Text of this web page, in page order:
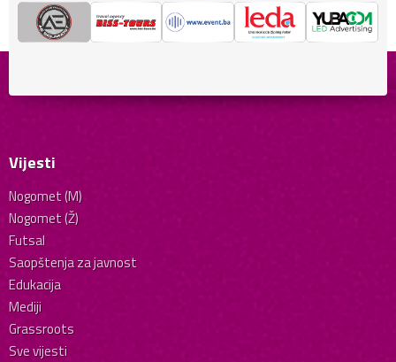
Vijesti
Nogomet (M)
Nogomet (Ž)
Futsal
Saopštenja za javnost
Edukacija
Mediji
Grassroots
Sve vijesti